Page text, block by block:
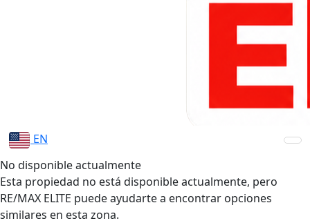
EN
No disponible actualmente
Esta propiedad no está disponible actualmente, pero
RE/MAX ELITE puede ayudarte a encontrar opciones
similares en esta zona.